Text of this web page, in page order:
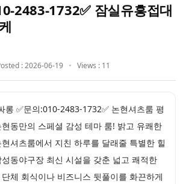
2483-1732✅ 잠실유흥접대
: 2026-06-19 Views : 11
롱 ✅문의:010-2483-1732✅ 논현셔츠룸 평
동만의 스페셜 감성 테마 룸! 밝고 유쾌한
셔츠룸에서 지친 하루를 달래줄 특별한 힐
동야구장 최신 시설을 갖춘 넓고 쾌적한
체 회식이나 비즈니스 뒷풀이를 화끈하게